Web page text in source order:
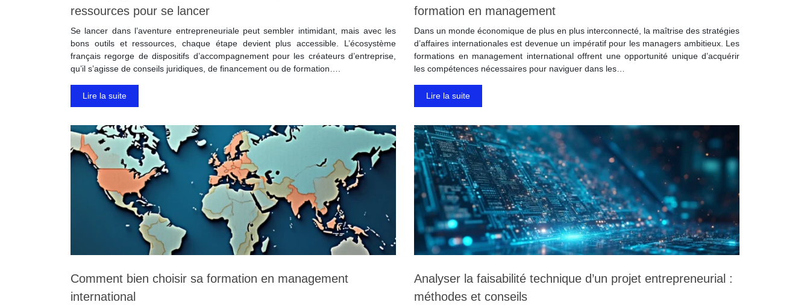
ressources pour se lancer
Se lancer dans l’aventure entrepreneuriale peut sembler intimidant, mais avec les
bons outils et ressources, chaque étape devient plus accessible. L’écosystème
français regorge de dispositifs d’accompagnement pour les créateurs d’entreprise,
qu’il s’agisse de conseils juridiques, de financement ou de formation….
Lire la suite
formation en management
Dans un monde économique de plus en plus interconnecté, la maîtrise des stratégies
d’affaires internationales est devenue un impératif pour les managers ambitieux. Les
formations en management international offrent une opportunité unique d’acquérir
les compétences nécessaires pour naviguer dans les…
Lire la suite
Comment bien choisir sa formation en management
international
Analyser la faisabilité technique d’un projet entrepreneurial :
méthodes et conseils